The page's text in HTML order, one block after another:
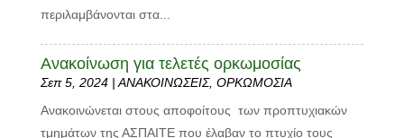
περιλαμβάνονται στα...
Ανακοίνωση για τελετές ορκωμοσίας
Σεπ 5, 2024| ΑΝΑΚΟΙΝΩΣΕΙΣ, ΟΡΚΩΜΟΣΙΑ
Ανακοινώνεται στους αποφοίτους των προπτυχιακών
τμημάτων της ΑΣΠΑΙΤΕ που έλαβαν το πτυχίο τους